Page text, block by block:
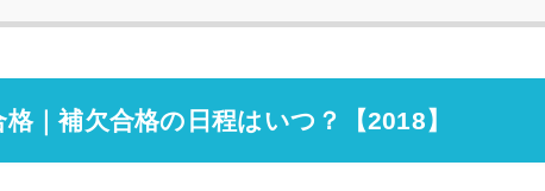
｜補欠合格の日程はいつ？【2018】